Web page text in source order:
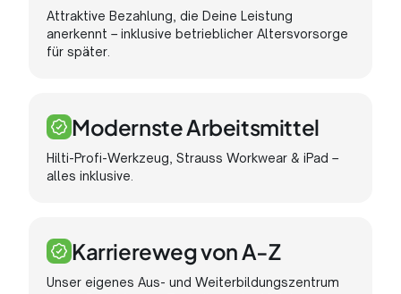
Attraktive Bezahlung, die Deine Leistung
anerkennt – inklusive betrieblicher Altersvorsorge
für später.
Modernste Arbeitsmittel
Hilti-Profi-Werkzeug, Strauss Workwear & iPad –
alles inklusive.
Karriereweg von A-Z
Unser eigenes Aus- und Weiterbildungszentrum